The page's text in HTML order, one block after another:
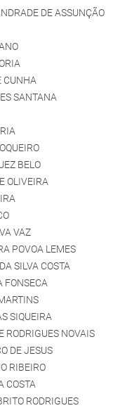
DE ASSUNÇÃO
CUNHA
SANTANA
BELO
OLIVEIRA
VAZ
POVOA LEMES
SILVA COSTA
FONSECA
SIQUEIRA
RODRIGUES NOVAIS
DE JESUS
RIBEIRO
COSTA
RODRIGUES